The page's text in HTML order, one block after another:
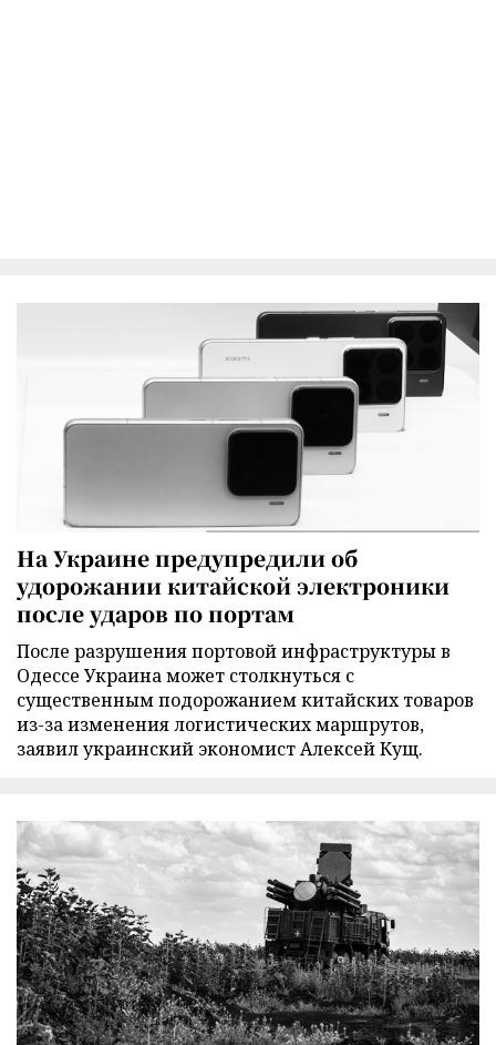
На Украине предупредили об
удорожании китайской электроники
после ударов по портам
После разрушения портовой инфраструктуры в
Одессе Украина может столкнуться с
существенным подорожанием китайских товаров
из-за изменения логистических маршрутов,
заявил украинский экономист Алексей Кущ.